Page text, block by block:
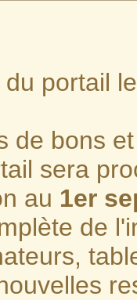
portail
de bons
sera
au 1er
de